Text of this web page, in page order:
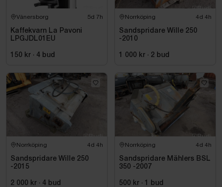
Vänersborg 5d 7h
Kaffekvarn La Pavoni
LPGJDL01EU
150 kr · 4 bud
Norrköping 4d 4h
Sandspridare Wille 250
-2010
1 000 kr · 2 bud
Norrköping 4d 4h
Sandspridare Wille 250
-2015
2 000 kr · 4 bud
Norrköping 4d 4h
Sandspridare Mählers BSL
350 -2007
500 kr · 1 bud